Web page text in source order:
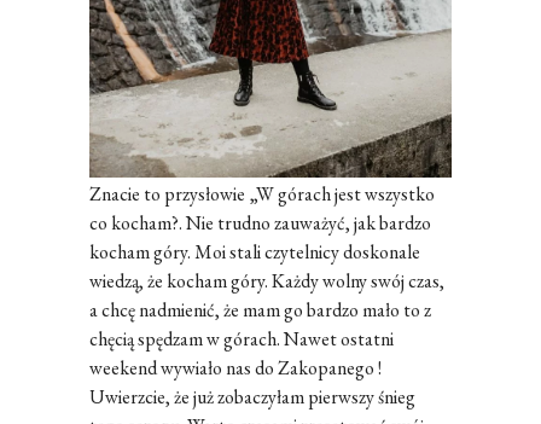
Znacie to przysłowie „W górach jest wszystko
co kocham?. Nie trudno zauważyć, jak bardzo
kocham góry. Moi stali czytelnicy doskonale
wiedzą, że kocham góry. Każdy wolny swój czas,
a chcę nadmienić, że mam go bardzo mało to z
chęcią spędzam w górach. Nawet ostatni
weekend wywiało nas do Zakopanego !
Uwierzcie, że już zobaczyłam pierwszy śnieg